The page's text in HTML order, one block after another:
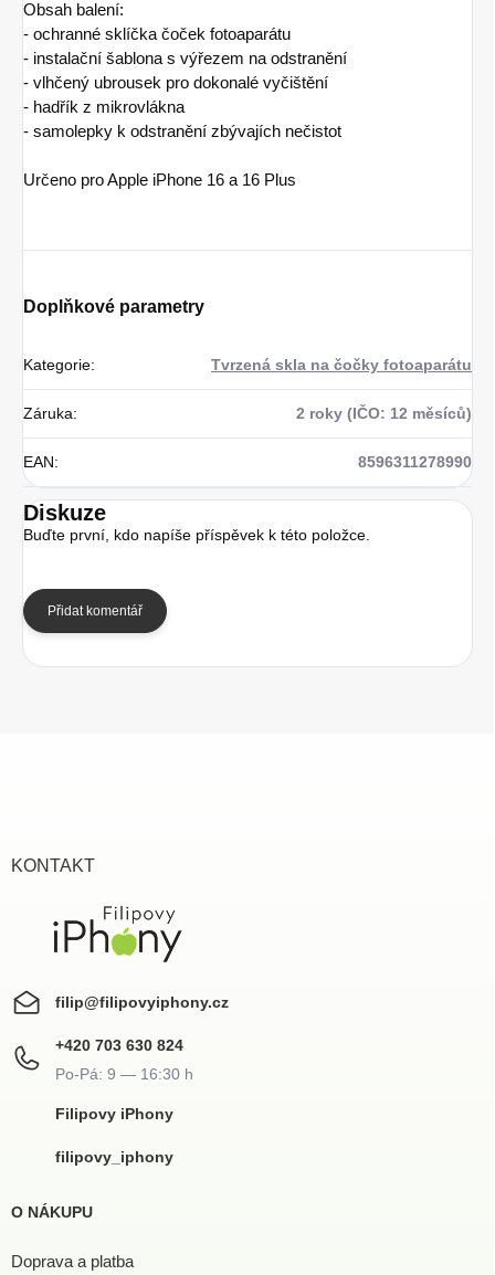
Obsah balení:
- ochranné sklíčka čoček fotoaparátu
- instalační šablona s výřezem na odstranění
- vlhčený ubrousek pro dokonalé vyčištění
- hadřík z mikrovlákna
- samolepky k odstranění zbývajích nečistot
Určeno pro Apple iPhone 16 a 16 Plus
Doplňkové parametry
Kategorie: Tvrzená skla na čočky fotoaparátu
Záruka: 2 roky (IČO: 12 měsíců)
EAN: 8596311278990
Diskuze
Buďte první, kdo napíše příspěvek k této položce.
Přidat komentář
KONTAKT
filip@filipovyiphony.cz
+420 703 630 824
Filipovy iPhony
filipovy_iphony
O NÁKUPU
Doprava a platba